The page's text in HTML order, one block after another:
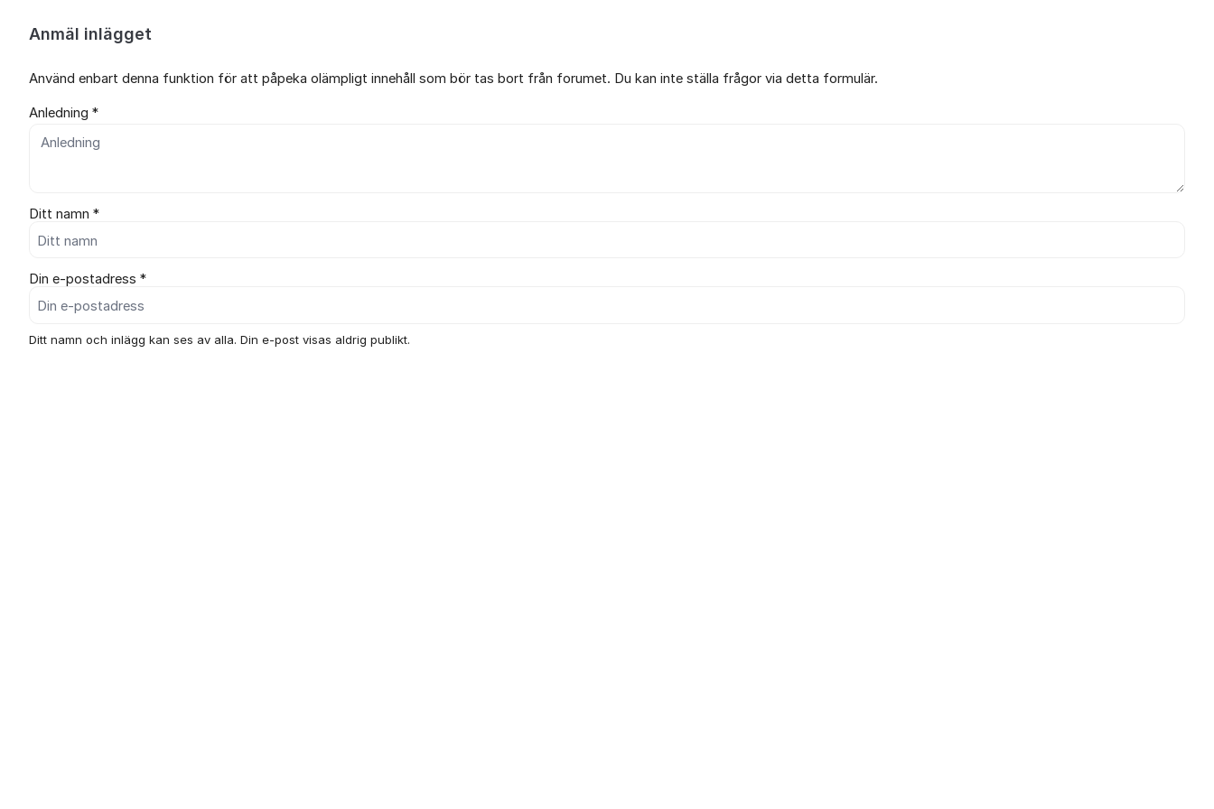
Anmäl inlägget
Använd enbart denna funktion för att påpeka olämpligt innehåll som bör tas bort från forumet. Du kan inte ställa frågor via detta formulär.
Anledning *
Ditt namn *
Din e-postadress *
Ditt namn och inlägg kan ses av alla. Din e-post visas aldrig publikt.